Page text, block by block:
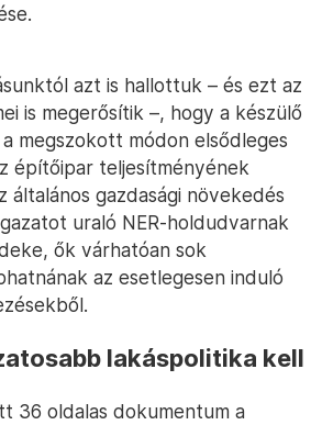
azt is hallottuk – és ezt az
is megerősítik –, hogy a készülő
megszokott módon elsődleges
építőipar teljesítményének
általános gazdasági növekedés
uraló NER-holdudvarnak
ők várhatóan sok
az esetlegesen induló
lakáspolitika kell
36 oldalas dokumentum a